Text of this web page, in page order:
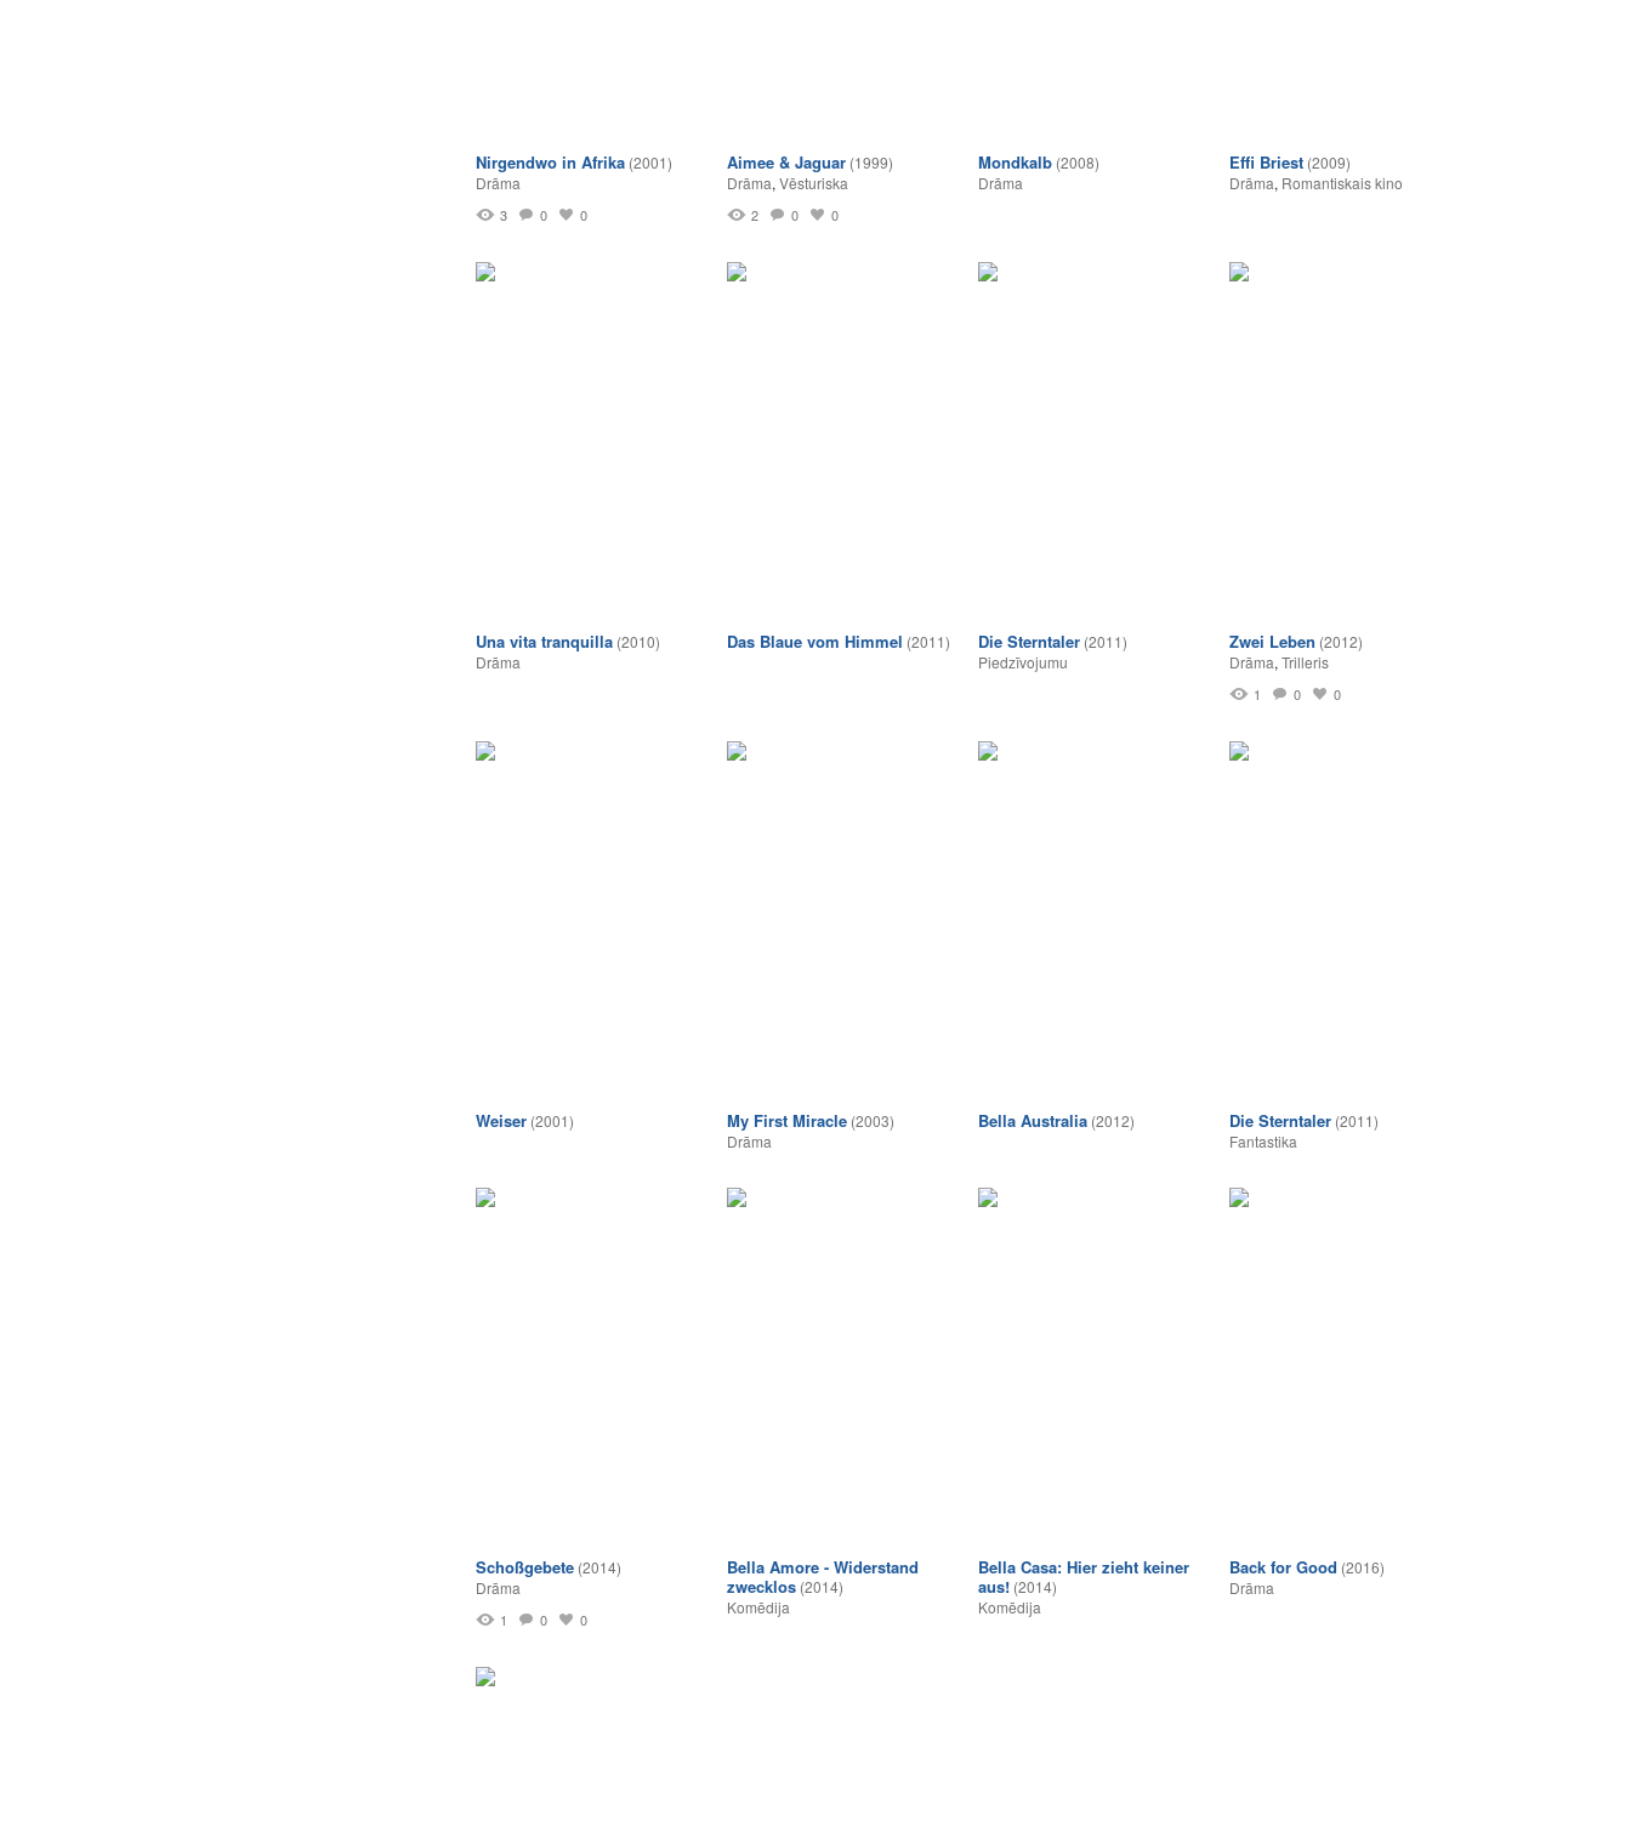
Nirgendwo in Afrika (2001)
Drāma
3 0 0
Aimee & Jaguar (1999)
Drāma, Vēsturiska
2 0 0
Mondkalb (2008)
Drāma
Effi Briest (2009)
Drāma, Romantiskais kino
Una vita tranquilla (2010)
Drāma
Das Blaue vom Himmel (2011) Die Sterntaler (2011)
Piedzīvojumu
Zwei Leben (2012)
Drāma, Trilleris
1 0 0
Weiser (2001) My First Miracle (2003)
Drāma
Bella Australia (2012) Die Sterntaler (2011)
Fantastika
Schoßgebete (2014)
Drāma
1 0 0
Bella Amore - Widerstand
zwecklos (2014)
Komēdija
Bella Casa: Hier zieht keiner
aus! (2014)
Komēdija
Back for Good (2016)
Drāma